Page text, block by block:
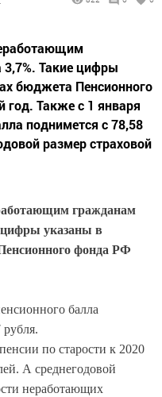
Такие цифры
бюджета Пенсионного
Также с 1 января
поднимется с 78,58
размер страховой
гражданам
указаны в
фонда РФ
балла
по старости к 2020
А среднегодовой
неработающих